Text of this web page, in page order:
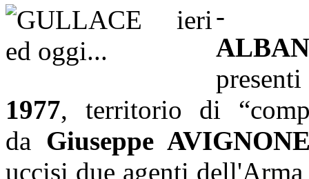
1977, territorio di
da Giuseppe
uccisi due agenti